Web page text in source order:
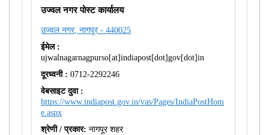
उज्वल नगर पोस्ट कार्यालय
उज्वल नगर, नागपूर - 440025
ईमेल :
ujwalnagarnagpurso[at]indiapost[dot]gov[dot]in
दूरध्वनी : 0712-2292246
वेबसाइट दुवा :
https://www.indiapost.gov.in/vas/Pages/IndiaPostHom
e.aspx
श्रेणी / प्रकार: नागपूर शहर